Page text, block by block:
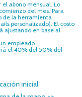
el abono mensual. Lo
del mes. Para
de la herramienta
personalizado). El costo
ajustando en base al
empleado
el 40% del 50% del
inicial